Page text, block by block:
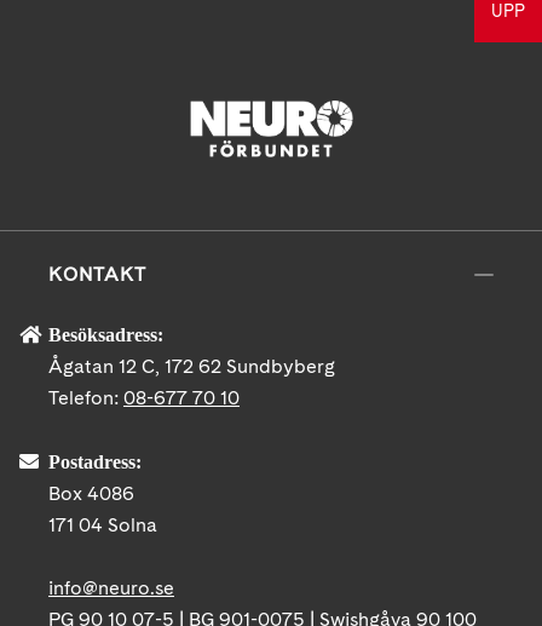
UPP
KONTAKT
Besöksadress:
Ågatan 12 C, 172 62 Sundbyberg
Telefon: 08-677 70 10
Postadress:
Box 4086
171 04 Solna
info@neuro.se
PG 90 10 07-5 | BG 901-0075 | Swishgåva 90 100